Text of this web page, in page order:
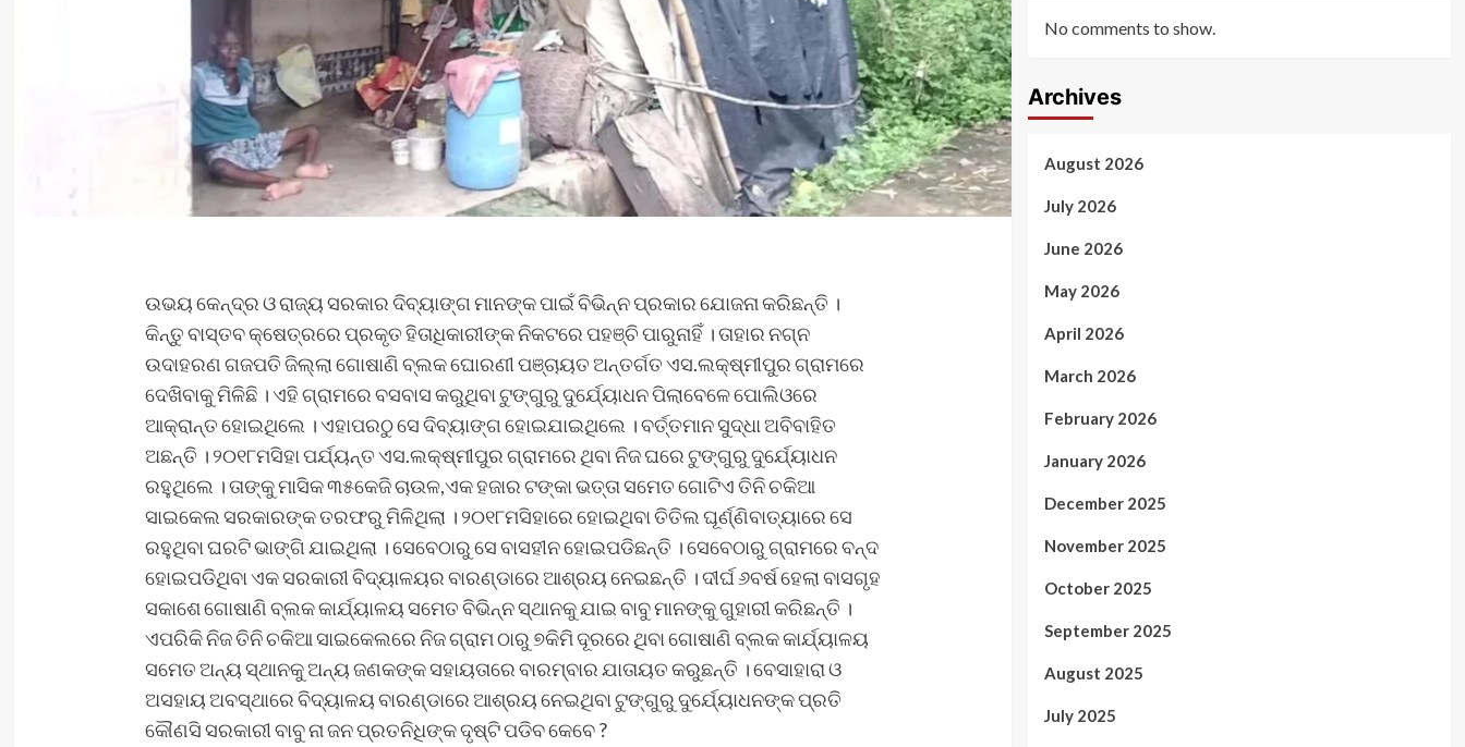
ଉଭୟ କେନ୍ଦ୍ର ଓ ରାଜ୍ୟ ସରକାର ଦିବ୍ୟାଙ୍ଗ ମାନଙ୍କ ପାଇଁ ବିଭିନ୍ନ ପ୍ରକାର ଯୋଜନା କରିଛନ୍ତି ।
କିନ୍ତୁ ବାସ୍ତବ କ୍ଷେତ୍ରରେ ପ୍ରକୃତ ହିତାଧିକାରୀଙ୍କ ନିକଟରେ ପହଞ୍ଚି ପାରୁନାହିଁ । ତାହାର ନଗ୍ନ
ଉଦାହରଣ ଗଜପତି ଜିଲ୍ଲା ଗୋଷାଣି ବ୍ଲକ ଘୋରଣୀ ପଞ୍ଚାୟତ ଅନ୍ତର୍ଗତ ଏସ.ଲକ୍ଷ୍ମୀପୁର ଗ୍ରାମରେ
ଦେଖିବାକୁ ମିଳିଛି । ଏହି ଗ୍ରାମରେ ବସବାସ କରୁଥିବା ଟୁଙ୍ଗୁରୁ ଦୁର୍ଯ୍ୟୋଧନ ପିଲାବେଳେ ପୋଲିଓରେ
ଆକ୍ରାନ୍ତ ହୋଇଥିଲେ । ଏହାପରଠୁ ସେ ଦିବ୍ୟାଙ୍ଗ ହୋଇଯାଇଥିଲେ । ବର୍ତ୍ତମାନ ସୁଦ୍ଧା ଅବିବାହିତ
ଅଛନ୍ତି । ୨୦୧୮ମସିହା ପର୍ଯ୍ୟନ୍ତ ଏସ.ଲକ୍ଷ୍ମୀପୁର ଗ୍ରାମରେ ଥିବା ନିଜ ଘରେ ଟୁଙ୍ଗୁରୁ ଦୁର୍ଯ୍ୟୋଧନ
ରହୁଥିଲେ । ତାଙ୍କୁ ମାସିକ ୩୫କେଜି ଚାଉଳ,ଏକ ହଜାର ଟଙ୍କା ଭତ୍ତା ସମେତ ଗୋଟିଏ ତିନି ଚକିଆ
ସାଇକେଲ ସରକାରଙ୍କ ତରଫରୁ ମିଳିଥିଲା । ୨୦୧୮ମସିହାରେ ହୋଇଥିବା ତିତିଲ ଘୂର୍ଣ୍ଣିବାତ୍ୟାରେ ସେ
ରହୁଥିବା ଘରଟି ଭାଙ୍ଗି ଯାଇଥିଲା । ସେବେଠାରୁ ସେ ବାସହୀନ ହୋଇପଡିଛନ୍ତି । ସେବେଠାରୁ ଗ୍ରାମରେ ବନ୍ଦ
ହୋଇପଡିଥିବା ଏକ ସରକାରୀ ବିଦ୍ୟାଳୟର ବାରଣ୍ଡାରେ ଆଶ୍ରୟ ନେଇଛନ୍ତି । ଦୀର୍ଘ ୬ବର୍ଷ ହେଲା ବାସଗୃହ
ସକାଶେ ଗୋଷାଣି ବ୍ଲକ କାର୍ଯ୍ୟାଳୟ ସମେତ ବିଭିନ୍ନ ସ୍ଥାନକୁ ଯାଇ ବାବୁ ମାନଙ୍କୁ ଗୁହାରୀ କରିଛନ୍ତି ।
ଏପରିକି ନିଜ ତିନି ଚକିଆ ସାଇକେଲରେ ନିଜ ଗ୍ରାମ ଠାରୁ ୭କିମି ଦୂରରେ ଥିବା ଗୋଷାଣି ବ୍ଲକ କାର୍ଯ୍ୟାଳୟ
ସମେତ ଅନ୍ୟ ସ୍ଥାନକୁ ଅନ୍ୟ ଜଣକଙ୍କ ସହାୟତାରେ ବାରମ୍ବାର ଯାତାୟତ କରୁଛନ୍ତି । ବେସାହାରା ଓ
ଅସହାୟ ଅବସ୍ଥାରେ ବିଦ୍ୟାଳୟ ବାରଣ୍ଡାରେ ଆଶ୍ରୟ ନେଇଥିବା ଟୁଙ୍ଗୁରୁ ଦୁର୍ଯ୍ୟୋଧନଙ୍କ ପ୍ରତି
କୌଣସି ସରକାରୀ ବାବୁ ନା ଜନ ପ୍ରତନିଧିଙ୍କ ଦୃଷ୍ଟି ପଡିବ କେବେ ?
No comments to show.
Archives
August 2026
July 2026
June 2026
May 2026
April 2026
March 2026
February 2026
January 2026
December 2025
November 2025
October 2025
September 2025
August 2025
July 2025